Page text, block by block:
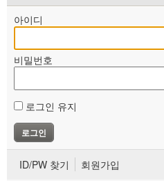
아이디
비밀번호
로그인 유지
ID/PW 찾기 회원가입
부설기관